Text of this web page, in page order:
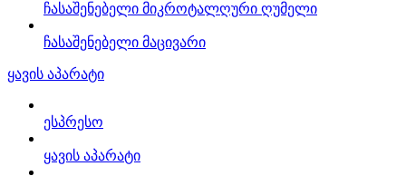
ჩასაშენებელი მიკროტალღური ღუმელი
ჩასაშენებელი მაცივარი
ყავის აპარატი
ესპრესო
ყავის აპარატი